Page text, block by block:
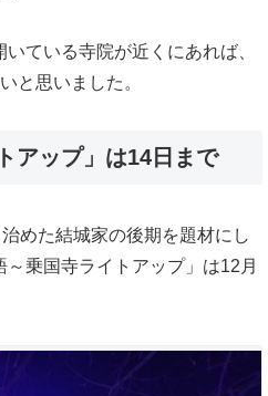
ている寺院が近くにあれば、
と思いました。
アップ」は14日まで
めた結城家の後期を題材にし
乗国寺ライトアップ」は12月